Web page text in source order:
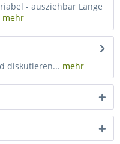
- ausziehbar Länge
mehr
diskutieren... mehr